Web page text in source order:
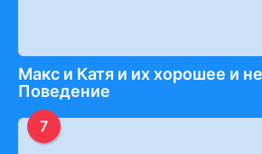
Макс и Катя и их хорошее и
Поведение
7